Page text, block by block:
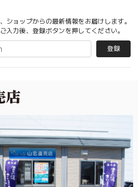
ショップからの最新情報をお届けします。
入力後、登録ボタンを押してください。
登録